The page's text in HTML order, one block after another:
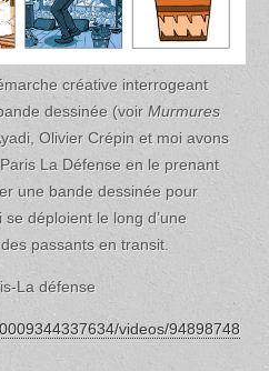
créative interrogeant
dessinée (voir Murmures
Olivier Crépin et moi avons
La Défense en le prenant
une bande dessinée pour
déploient le long d’une
passants en transit.
La défense
videos/94898748